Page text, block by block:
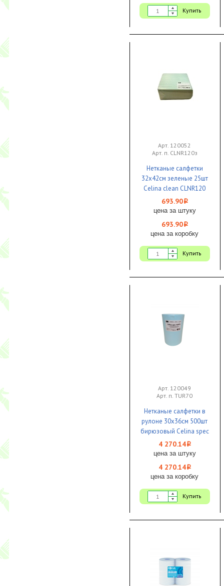
Купить
Арт. 120052
Арт. п. CLNR120з
Нетканые салфетки
32х42см зеленые 25шт
Celina clean CLNR120
fish print
693.90i
цена за штуку
693.90i
цена за коробку
Купить
Арт. 120049
Арт. п. TUR70
Нетканые салфетки в
рулоне 30х36см 500шт
бирюзовый Celina spec
TUR70 1/1
4 270.14i
цена за штуку
4 270.14i
цена за коробку
Купить